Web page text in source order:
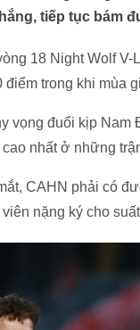
tiếp tục bám
18 Night Wolf V-
điểm trong khi mùa
vọng đuổi kịp Nam
cao nhất ở những
CAHN phải có
nặng ký cho